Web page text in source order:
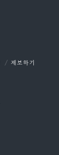
제보하기